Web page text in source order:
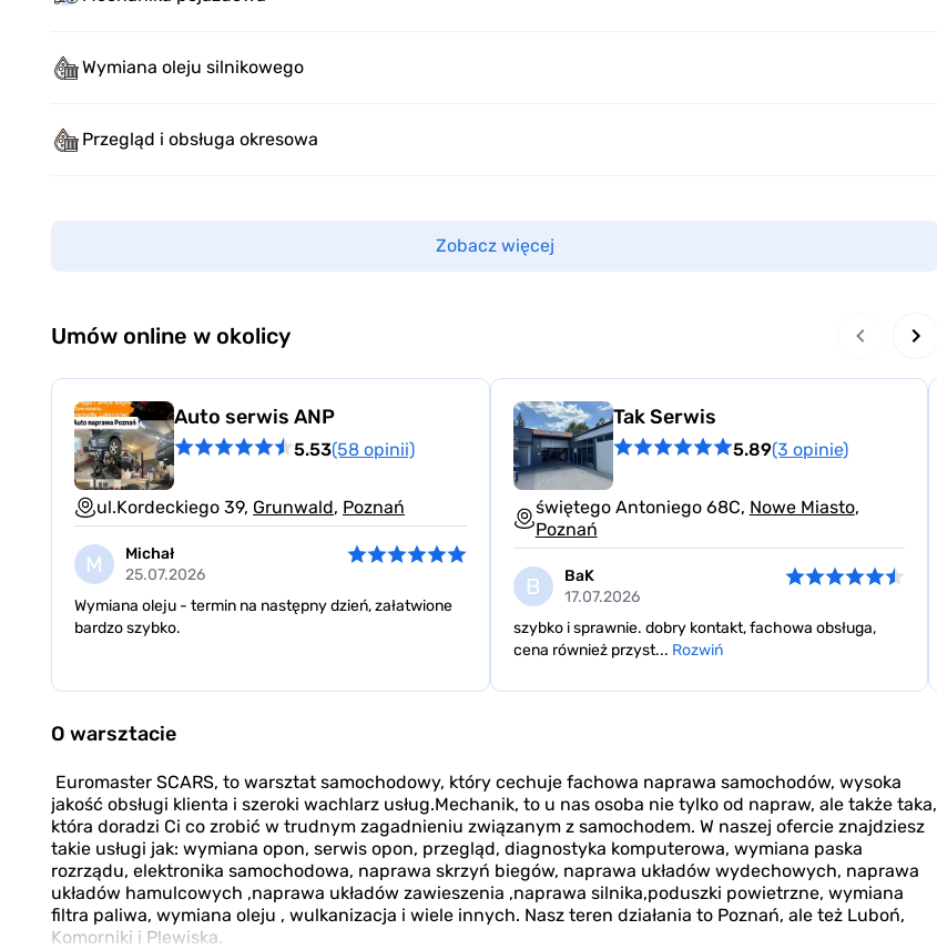
Wymiana oleju silnikowego
Przegląd i obsługa okresowa
Zobacz więcej
Umów online w okolicy
Auto serwis ANP
5.53(58 opinii)
ul.Kordeckiego 39, Grunwald, Poznań
M
Michał
25.07.2026
Wymiana oleju - termin na następny dzień, załatwione
bardzo szybko.
Tak Serwis
5.89(3 opinie)
świętego Antoniego 68C, Nowe Miasto,
Poznań
B
BaK
17.07.2026
szybko i sprawnie. dobry kontakt, fachowa obsługa,
cena również przyst... Rozwiń
1
of
O warsztacie
Euromaster SCARS, to warsztat samochodowy, który cechuje fachowa naprawa samochodów, wysoka
jakość obsługi klienta i szeroki wachlarz usług.Mechanik, to u nas osoba nie tylko od napraw, ale także taka,
która doradzi Ci co zrobić w trudnym zagadnieniu związanym z samochodem. W naszej ofercie znajdziesz
takie usługi jak: wymiana opon, serwis opon, przegląd, diagnostyka komputerowa, wymiana paska
rozrządu, elektronika samochodowa, naprawa skrzyń biegów, naprawa układów wydechowych, naprawa
układów hamulcowych ,naprawa układów zawieszenia ,naprawa silnika,poduszki powietrzne, wymiana
filtra paliwa, wymiana oleju , wulkanizacja i wiele innych. Nasz teren działania to Poznań, ale też Luboń,
Komorniki i Plewiska.